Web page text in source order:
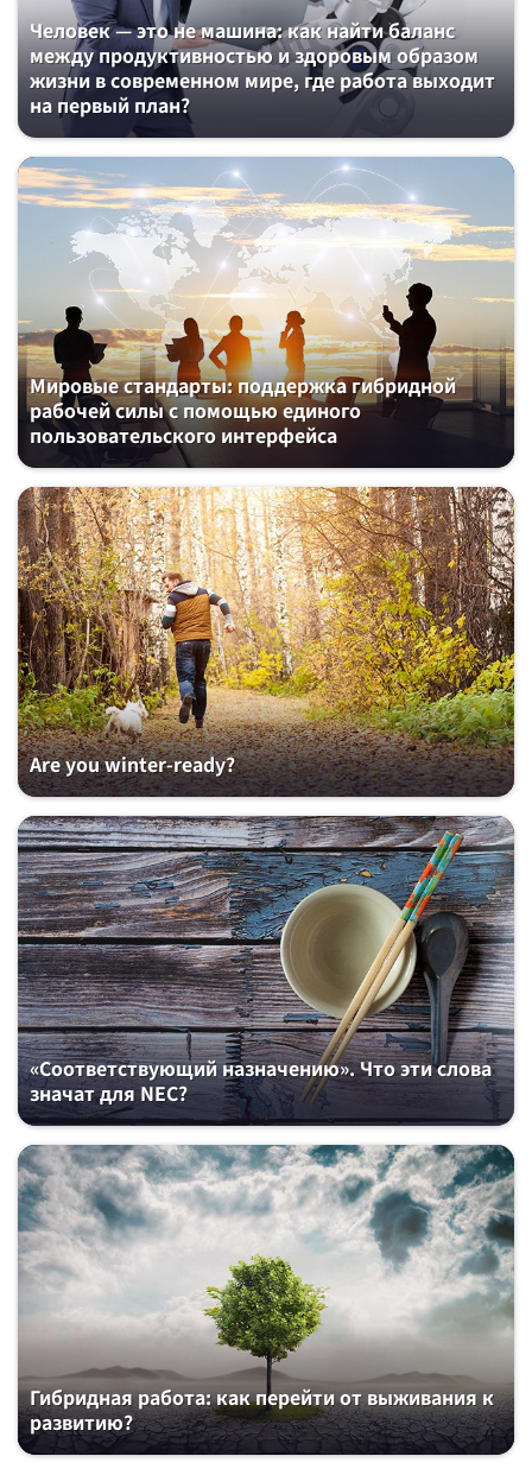
Человек — это не машина: как найти баланс
между продуктивностью и здоровым образом
жизни в современном мире, где работа выходит
на первый план?
Мировые стандарты: поддержка гибридной
рабочей силы с помощью единого
пользовательского интерфейса
Are you winter-ready?
«Соответствующий назначению». Что эти слова
значат для NEC?
Гибридная работа: как перейти от выживания к
развитию?